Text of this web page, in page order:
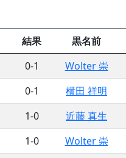
結果
黒名前
0-1
Wolter 崇
0-1
横田 祥明
1-0
近藤 真生
1-0
Wolter 崇